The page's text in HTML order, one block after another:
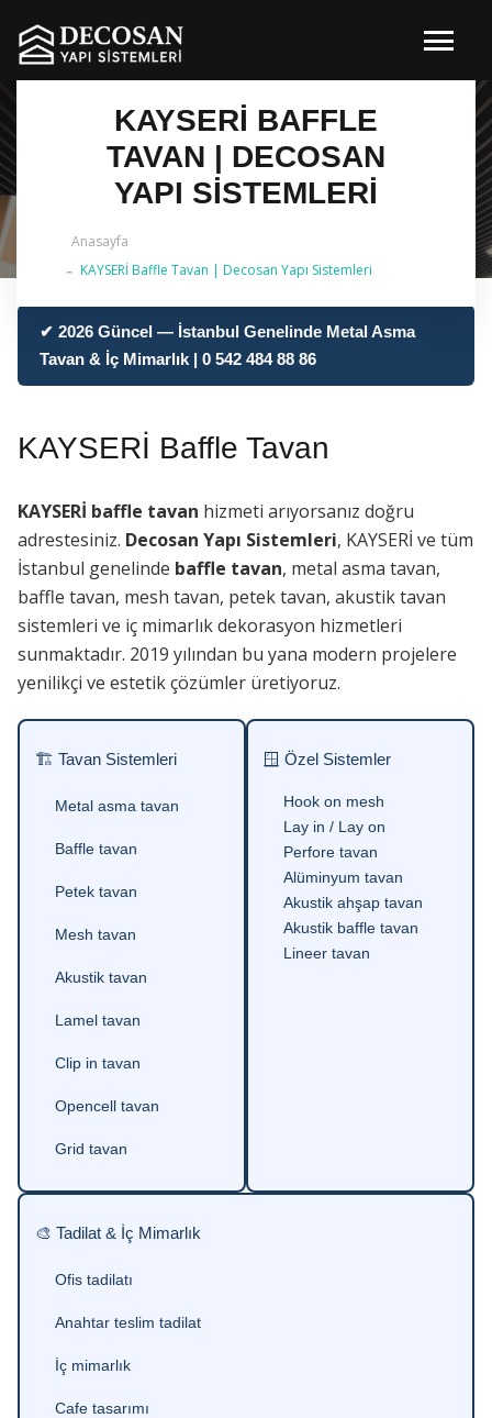
KAYSERİ BAFFLE
TAVAN | DECOSAN
YAPI SISTEMLERI
Anasayfa
KAYSERİ Baffle Tavan | Decosan Yapı Sistemleri
✔ 2026 Güncel — İstanbul Genelinde Metal Asma
Tavan & İç Mimarlık | 0 542 484 88 86
KAYSERİ Baffle Tavan
KAYSERİ baffle tavan hizmeti arıyorsanız doğru
adrestesiniz. Decosan Yapı Sistemleri, KAYSERİ ve tüm
İstanbul genelinde baffle tavan, metal asma tavan,
baffle tavan, mesh tavan, petek tavan, akustik tavan
sistemleri ve iç mimarlık dekorasyon hizmetleri
sunmaktadır. 2019 yılından bu yana modern projelere
yenilikçi ve estetik çözümler üretiyoruz.
🏗 Tavan Sistemleri
Metal asma tavan
Baffle tavan
Petek tavan
Mesh tavan
Akustik tavan
Lamel tavan
Clip in tavan
Opencell tavan
Grid tavan
🪟 Özel Sistemler
Hook on mesh
Lay in / Lay on
Perfore tavan
Alüminyum tavan
Akustik ahşap tavan
Akustik baffle tavan
Lineer tavan
🎨 Tadilat & İç Mimarlık
Ofis tadilatı
Anahtar teslim tadilat
İç mimarlık
Cafe tasarımı